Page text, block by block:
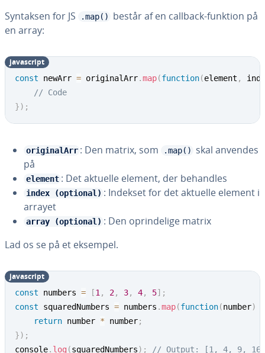
Syntaksen for JS .map()
består af en callback-funktion på
en array:
const newArr = originalArr.map(function(element ,
// Code
}) ;
ja­va­script
originalArr : Den matrix, som .map()
skal anvendes
på
element : Det aktuelle element, der behandles
index (optional) : Indekset for det aktuelle element i
arrayet
array (optional) : Den op­rin­de­li­ge matrix
Lad os se på et eksempel.
const numbers = [1 , 2, 3, 4, 5] ;
const squaredNumbers = numbers .map(function(number)
return number * number;
}) ;
console. log (squaredNumbers) ; // Output: [1, 4, 9,
ja­va­script